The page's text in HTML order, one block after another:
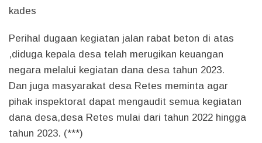
kades
Perihal dugaan kegiatan jalan rabat beton di atas
,diduga kepala desa telah merugikan keuangan
negara melalui kegiatan dana desa tahun 2023.
Dan juga masyarakat desa Retes meminta agar
pihak inspektorat dapat mengaudit semua kegiatan
dana desa,desa Retes mulai dari tahun 2022 hingga
tahun 2023. (***)